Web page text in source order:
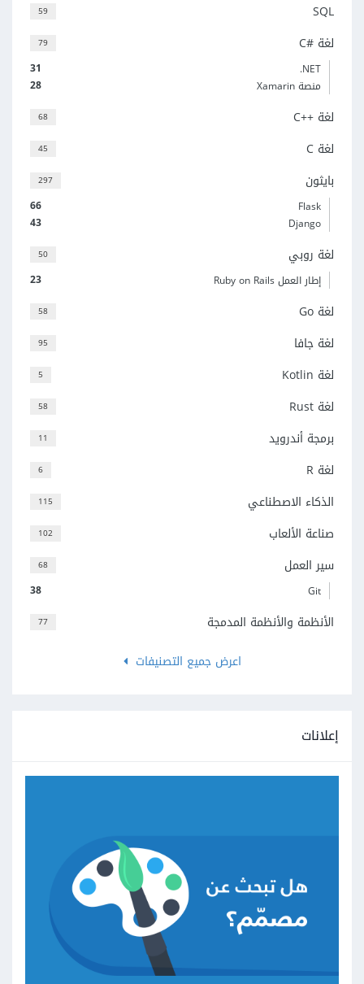
59 SQL
79 لغة C#‎
31
‎.NET
28
منصة Xamarin
68 لغة C++‎
45 لغة C
297 بايثون
66
Flask
43
Django
50 لغة روبي
23 إطار العمل Ruby on Rails
58 لغة Go
95 لغة جافا
5 لغة Kotlin
58 لغة Rust
11 برمجة أندرويد
6 لغة R
115 الذكاء الاصطناعي
102 صناعة الألعاب
68 سير العمل
38 Git
77
الأنظمة والأنظمة المدمجة
اعرض جميع التصنيفات
إعلانات